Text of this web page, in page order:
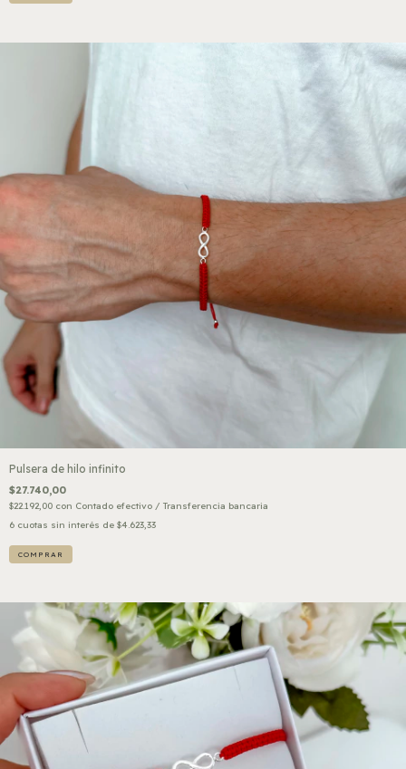
Pulsera de hilo infinito
$27.740,00
$22.192,00 con Contado efectivo / Transferencia bancaria
6 cuotas sin interés de $4.623,33